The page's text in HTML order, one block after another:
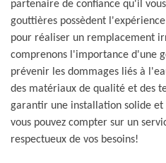
partenaire de confiance qu'il
gouttières possèdent
pour réaliser un remplacement
comprenons l'importance d'une
prévenir les dommages liés à
des matériaux de qualité et des
garantir une installation solide et
vous pouvez compter sur un
respectueux de vos besoins!